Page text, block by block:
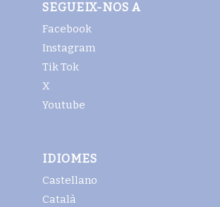
SEGUEIX-NOS A
Facebook
Instagram
Tik Tok
X
Youtube
IDIOMES
Castellano
Català